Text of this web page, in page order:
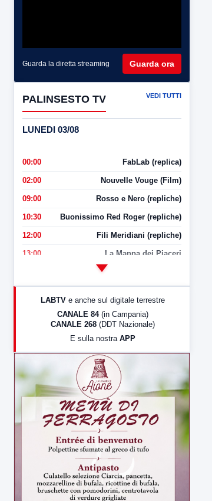
Guarda la diretta streaming Guarda ora
PALINSESTO TV VEDI TUTTI
LUNEDI 03/08
00:00 FabLab (replica)
02:00 Nouvelle Vouge (Film)
09:00 Rosso e Nero (repliche)
10:30 Buonissimo Red Roger (repliche)
12:00 Fili Meridiani (repliche)
13:00 La Mappa dei Piaceri
LabNews (Diretta)
LabNews (replica)
LABTV e anche sul digitale terrestre
CANALE 84 (in Campania)
CANALE 268 (DDT Nazionale)
E sulla nostra APP